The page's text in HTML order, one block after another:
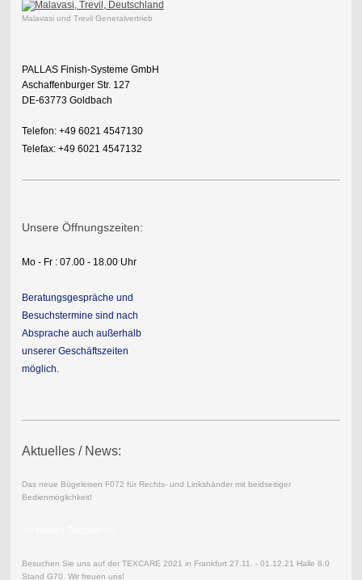
Malavasi und Trevil Generalvertrieb
PALLAS Finish-Systeme GmbH
Aschaffenburger Str. 127
DE-63773 Goldbach
Telefon: +49 6021 4547130
Telefax: +49 6021 4547132
Unsere Öffnungszeiten:
Mo - Fr : 07.00 - 18.00 Uhr
Beratungsgespräche und
Besuchstermine sind nach
Absprache auch außerhalb
unserer Geschäftszeiten
möglich.
Aktuelles / News:
Das neue Bügeleisen F072 für Rechts- und Linkshänder mit beidseitiger
Bedienmöglichkeit!
Besuchen Sie uns auf der TEXCARE 2021 in Frankfurt 27.11. - 01.12.21 Halle 8.0
Stand G70. Wir freuen uns!